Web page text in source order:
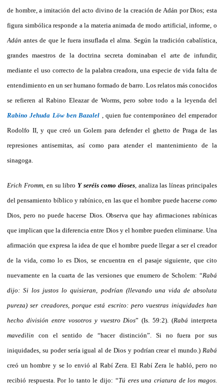
de hombre, a imitación del acto divino de la creación de Adán por Dios; esta
figura simbólica responde a la materia animada de modo artificial, informe, o
Adán antes de que le fuera insuflada el alma. Según la tradición cabalística,
grandes maestros de la doctrina secreta dominaban el arte de infundir,
mediante el uso correcto de la palabra creadora, una especie de vida falta de
entendimiento en un ser humano formado de barro. Los relatos más conocidos
se refieren al Rabino Eleazar de Worms, pero sobre todo a la leyenda del
Rabino Jehuda Löw ben Bazalel , quien fue contemporáneo del emperador
Rodolfo II, y que creó un Golem para defender el ghetto de Praga de las
represiones antisemitas, así como para atender el mantenimiento de la
sinagoga.
Erich Fromm, en su libroY seréis como dioses, analiza las líneas principales
del pensamiento bíblico y rabínico, en las que el hombre puede hacerse como
Dios, pero no puede hacerse Dios. Observa que hay afirmaciones rabínicas
que implican que la diferencia entre Dios y el hombre pueden eliminarse. Una
afirmación que expresa la idea de que el hombre puede llegar a ser el creador
de la vida, como lo es Dios, se encuentra en el pasaje siguiente, que cito
nuevamente en la cuarta de las versiones que enumero de Scholem: “Rabá
dijo: Si los justos lo quisieran, podrían (llevando una vida de absoluta
pureza) ser creadores, porque está escrito: pero vuestras iniquidades han
hecho división entre vosotros y vuestro Dios” (Is. 59:2). (Rabá interpreta
mavedilin con el sentido de “hacer distinción”. Si no fuera por sus
iniquidades, su poder sería igual al de Dios y podrían crear el mundo.) Rabá
creó un hombre y se lo envió al Rabí Zera. El Rabí Zera le habló, pero no
recibió respuesta. Por lo tanto le dijo: “Tú eres una criatura de los magos.